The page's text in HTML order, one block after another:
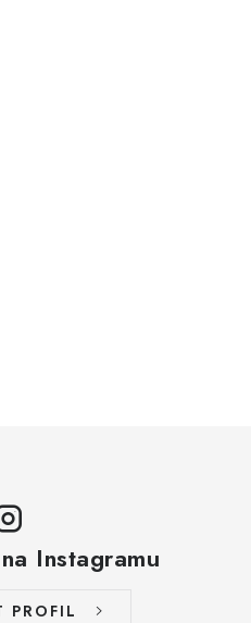
Instagramu
PROFIL